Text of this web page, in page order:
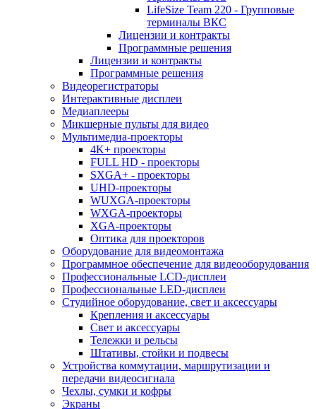
LifeSize Team 220 - Групповые
терминалы ВКС
Лицензии и контракты
Программные решения
Лицензии и контракты
Программные решения
Видеорегистраторы
Интерактивные дисплеи
Медиаплееры
Микшерные пульты для видео
Мультимедиа-проекторы
4K+ проекторы
FULL HD - проекторы
SXGA+ - проекторы
UHD-проекторы
WUXGA-проекторы
WXGA-проекторы
XGA-проекторы
Оптика для проекторов
Оборудование для видеомонтажа
Программное обеспечение для видеооборудования
Профессиональные LCD-дисплеи
Профессиональные LED-дисплеи
Студийное оборудование, свет и аксессуары
Крепления и аксессуары
Свет и аксессуары
Тележки и рельсы
Штативы, стойки и подвесы
Устройства коммутации, маршрутизации и
передачи видеосигнала
Чехлы, сумки и кофры
Экраны